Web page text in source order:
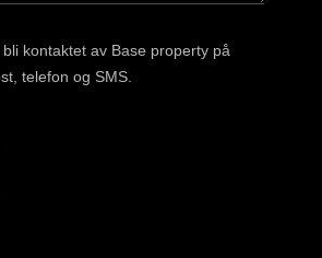
kontaktet av Base property på
telefon og SMS.